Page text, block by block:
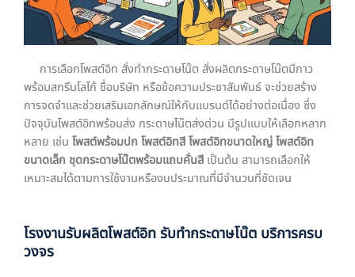
การเลือกโพสต์อิท สั่งทำกระดาษโน๊ต สั่งผลิตกระดาษโน๊ตมีกาว
พร้อมสกรีนโลโก้ ชื่อบริษัท หรือข้อความประชาสัมพันธ์ จะช่วยสร้าง
การจดจำและช่วยเสริมเอกลักษณ์ให้กับแบรนด์ได้อย่างต่อเนื่อง ซึ่ง
ปัจจุบันโพสต์อิทพร้อมส่ง กระดาษโน๊ตส่งด่วน มีรูปแบบให้เลือกหลาก
หลาย เช่น โพสต์พร้อมปก โพสต์อิทสี โพสต์อิทขนาดใหญ่ โพสต์อิท
ขนาดเล็ก ชุดกระดาษโน๊ตพร้อมแถบคั่นสีเป็นต้น สามารถเลือกให้
เหมาะสมได้ตามการใช้งานหรืองบประมาณที่มีจำนวนที่ชัดเจน
โรงงานรับผลิตโพสต์อิท รับทำกระดาษโน๊ต บริการครบ
วงจร